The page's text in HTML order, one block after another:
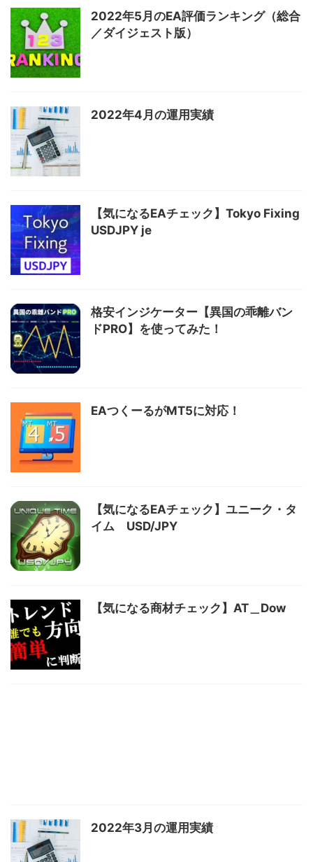
2022年5月のEA評価ランキング（総合
／ダイジェスト版）
2022年4月の運用実績
【気になるEAチェック】Tokyo Fixing
USDJPY je
格安インジケーター【異国の乖離バン
ドPRO】を使ってみた！
EAつくーるがMT5に対応！
【気になるEAチェック】ユニーク・タ
イム USD/JPY
【気になる商材チェック】AT＿Dow
2022年3月の運用実績